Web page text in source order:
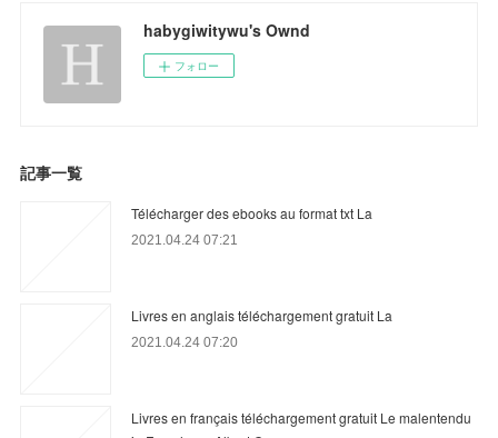
habygiwitywu's Ownd
フォロー
記事一覧
Télécharger des ebooks au format txt La
2021.04.24 07:21
Livres en anglais téléchargement gratuit La
2021.04.24 07:20
Livres en français téléchargement gratuit Le malentendu